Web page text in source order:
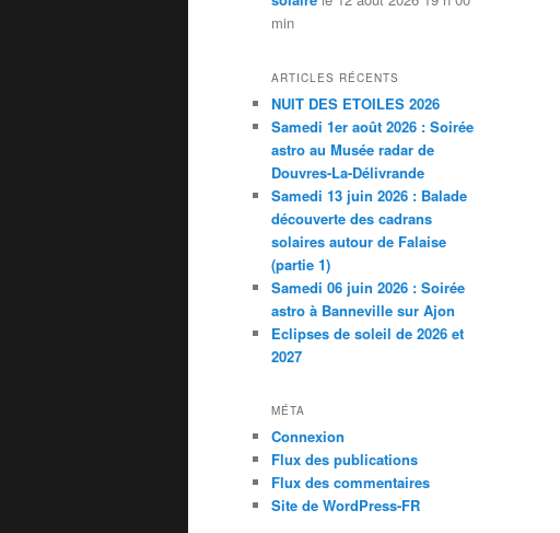
min
ARTICLES RÉCENTS
NUIT DES ETOILES 2026
Samedi 1er août 2026 : Soirée
astro au Musée radar de
Douvres-La-Délivrande
Samedi 13 juin 2026 : Balade
découverte des cadrans
solaires autour de Falaise
(partie 1)
Samedi 06 juin 2026 : Soirée
astro à Banneville sur Ajon
Eclipses de soleil de 2026 et
2027
MÉTA
Connexion
Flux des publications
Flux des commentaires
Site de WordPress-FR